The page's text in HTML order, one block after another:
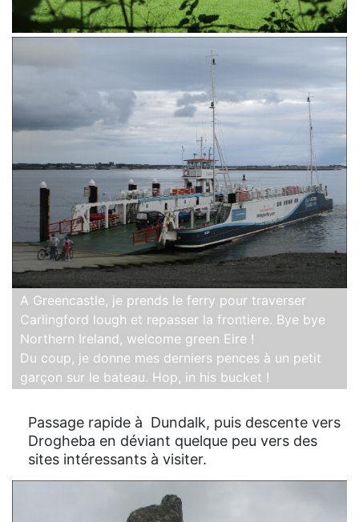
A Greencastle, je prends le ferry pour traverser
Carlingford lough et repasser la frontiere. Bye bye
Northern Ireland, welcome green Eire !
Du coup, je donne mes derniers pences à un petit
garçon sur le bateau. Hop, in his bucket !
Passage rapide à Dundalk, puis descente vers
Drogheba en déviant quelque peu vers des
sites intéressants à visiter.